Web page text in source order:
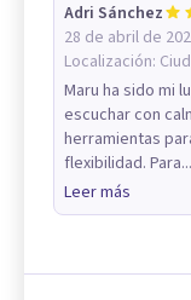
Adri Sánchez
28 de abril de
Localización:
Maru ha sido mi
escuchar con
herramientas
flexibilidad. Para...
Leer más